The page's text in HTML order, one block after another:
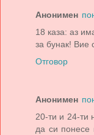
Анонимен
18 каза: аз
за бунак! Вие
Отговор
Анонимен
20-ти и 24-ти
да си понесе